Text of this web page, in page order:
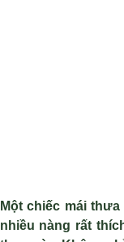
Một chiếc mái
nhiều nàng rất